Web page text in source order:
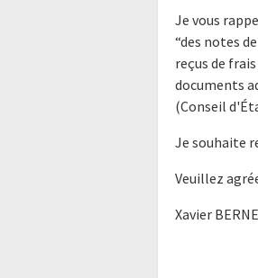
Je vous
“des notes
reçus de
documents
(Conseil
Je souhaite
Veuillez
Xavier BERNE